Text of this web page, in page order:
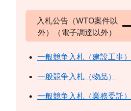
入札公告（WTO案件以
外）（電子調達以外）
一般競争入札（建設工事）
一般競争入札（物品）
一般競争入札（業務委託）